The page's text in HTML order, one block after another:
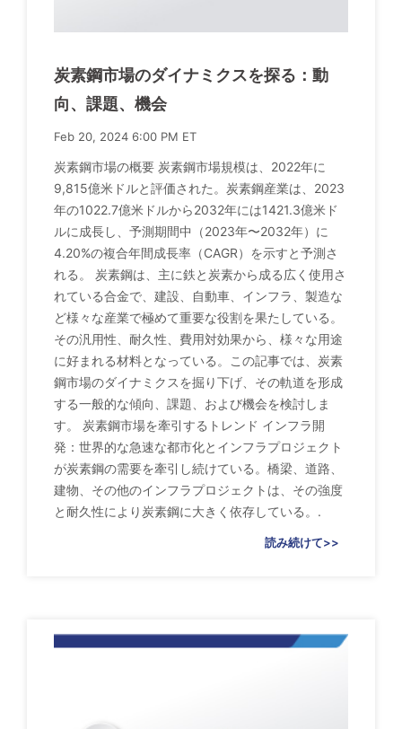
炭素鋼市場のダイナミクスを探る：動
向、課題、機会
Feb 20, 2024 6:00 PM ET
炭素鋼市場の概要 炭素鋼市場規模は、2022年に
9,815億米ドルと評価された。炭素鋼産業は、2023
年の1022.7億米ドルから2032年には1421.3億米ド
ルに成長し、予測期間中（2023年〜2032年）に
4.20%の複合年間成長率（CAGR）を示すと予測さ
れる。 炭素鋼は、主に鉄と炭素から成る広く使用さ
れている合金で、建設、自動車、インフラ、製造な
ど様々な産業で極めて重要な役割を果たしている。
その汎用性、耐久性、費用対効果から、様々な用途
に好まれる材料となっている。この記事では、炭素
鋼市場のダイナミクスを掘り下げ、その軌道を形成
する一般的な傾向、課題、および機会を検討しま
す。 炭素鋼市場を牽引するトレンド インフラ開
発：世界的な急速な都市化とインフラプロジェクト
が炭素鋼の需要を牽引し続けている。橋梁、道路、
建物、その他のインフラプロジェクトは、その強度
と耐久性により炭素鋼に大きく依存している。.
読み続けて>>